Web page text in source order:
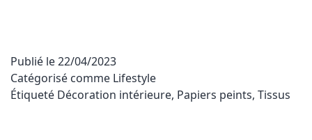
Publié le22/04/2023
Catégorisé comme Lifestyle
Étiqueté Décoration intérieure, Papiers peints, Tissus